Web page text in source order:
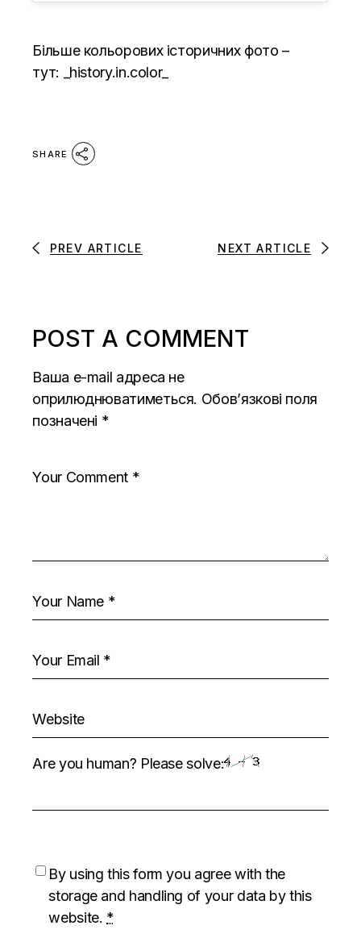
Більше кольорових історичних фото –
тут:
_history.in.color_
SHARE
PREV ARTICLE NEXT ARTICLE
POST A COMMENT
Ваша e-mail адреса не
оприлюднюватиметься. Обов’язкові поля
позначені *
Are you human? Please solve:
By using this form you agree with the
storage and handling of your data by this
website. *